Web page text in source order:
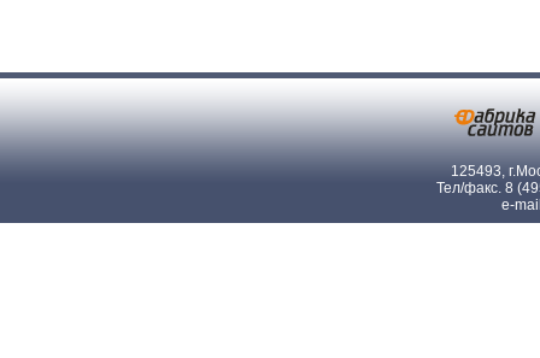
125493,
Тел/факс. 8
e-